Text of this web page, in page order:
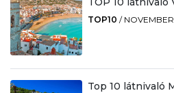
TOP10 /
Top 10 látnivaló